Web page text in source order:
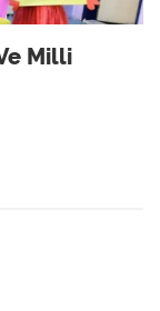
Milli